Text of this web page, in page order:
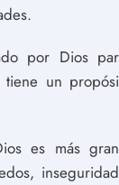
por Dios
tiene un
es más